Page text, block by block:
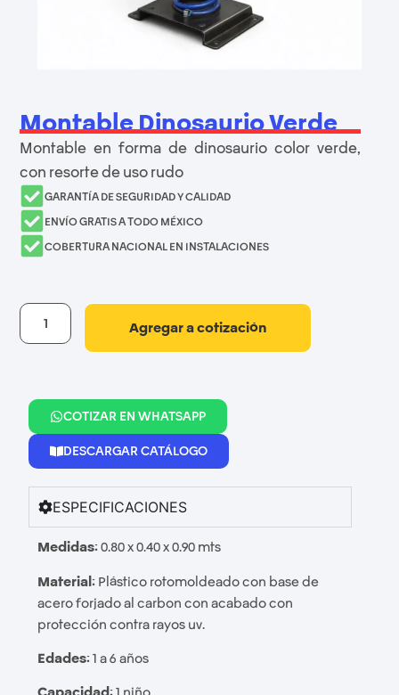
Montable Dinosaurio Verde
Montable en forma de dinosaurio color verde,
con resorte de uso rudo
GARANTÍA DE SEGURIDAD Y CALIDAD
ENVÍO GRATIS A TODO MÉXICO
COBERTURA NACIONAL EN INSTALACIONES
Agregar a cotización
COTIZAR EN WHATSAPP
DESCARGAR CATÁLOGO
ESPECIFICACIONES
Medidas:0.80 x 0.40 x 0.90 mts
Material:Plástico rotomoldeado con base de
acero forjado al carbon con acabado con
protección contra rayos uv.
Edades:1 a 6 años